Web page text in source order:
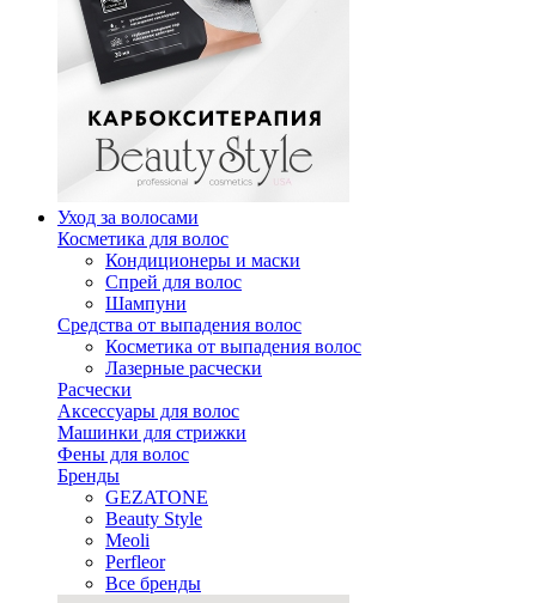
Уход за волосами
Косметика для волос
Кондиционеры и маски
Спрей для волос
Шампуни
Средства от выпадения волос
Косметика от выпадения волос
Лазерные расчески
Расчески
Аксессуары для волос
Машинки для стрижки
Фены для волос
Бренды
GEZATONE
Beauty Style
Meoli
Perfleor
Все бренды